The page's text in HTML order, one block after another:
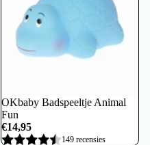
OKbaby Badspeeltje Animal
Fun
€14,95
149 recensies